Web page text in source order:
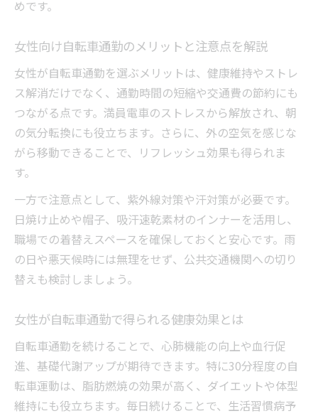
めです。
女性向け自転車通勤のメリットと注意点を解説
女性が自転車通勤を選ぶメリットは、健康維持やストレ
ス解消だけでなく、通勤時間の短縮や交通費の節約にも
つながる点です。満員電車のストレスから解放され、朝
の気分転換にも役立ちます。さらに、外の空気を感じな
がら移動できることで、リフレッシュ効果も得られま
す。
一方で注意点として、紫外線対策や汗対策が必要です。
日焼け止めや帽子、吸汗速乾素材のインナーを活用し、
職場での着替えスペースを確保しておくと安心です。雨
の日や悪天候時には無理をせず、公共交通機関への切り
替えも検討しましょう。
女性が自転車通勤で得られる健康効果とは
自転車通勤を続けることで、心肺機能の向上や血行促
進、基礎代謝アップが期待できます。特に30分程度の自
転車運動は、脂肪燃焼の効果が高く、ダイエットや体型
維持にも役立ちます。毎日続けることで、生活習慣病予